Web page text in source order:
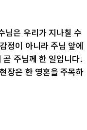
님은 우리가 지나칠 수
정이 아니라 주님 앞에
주님께 한 일입니다.
장은 한 영혼을 주목하